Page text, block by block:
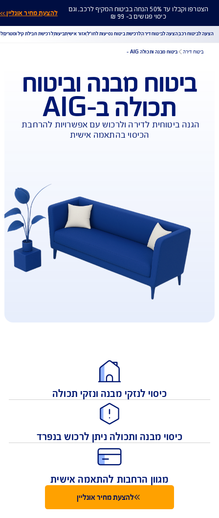
הצטרפו וקבלו עד 50% הנחה בביטוח המקיף לרכב, וגם
כיסוי פגושים ב- 99 ₪ להצעת מחיר אונליין >>
הורדת מסמכי ביטוח רכב
הצעת מחיר לביטוח רכב
מחיר לביטוח דירה
ביטוח נסיעות לחו"ל
ביטוח בריאות
תביעת רכב
רכישת חבילת קילומטרים רכישת ביטוח יומי
רכב הצעה לביטוח דירה לרכישת ביטוח נסיעות לחו"ל אזור אישי תביעות לרכישת חבילת קילומטרים
מבנה וביטוח
תכולה ב-AIG
ביטוחית לדירה ולרכוש עם אפשרויות להרחבת
כיסוי לנזקי מבנה ונזקי תכולה
כיסוי מבנה ותכולה ניתן לרכוש בנפרד